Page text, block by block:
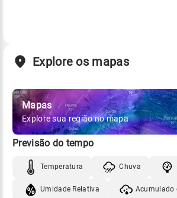
Explore os mapas
Mapas
Explore sua região no mapa
Previsão do tempo
Temperatura Chuva
Umidade Relativa Acumulado